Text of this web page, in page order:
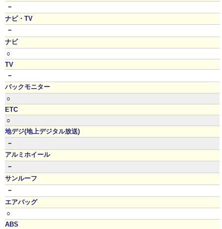
－
ナビ・TV
－
ナビ
○
TV
－
バックモニター
○
ETC
○
地デジ(地上デジタル放送)
－
アルミホイール
－
サンルーフ
－
エアバッグ
○
ABS